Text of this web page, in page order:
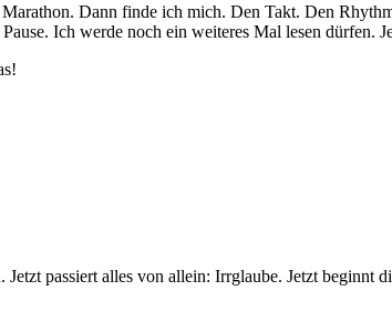
Dann finde ich mich. Den Takt. Den
Ich werde noch ein weiteres Mal lesen dürfen.
passiert alles von allein: Irrglaube. Jetzt